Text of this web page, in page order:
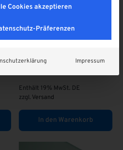
Enthält 19% MwSt. DE
zzgl. Versand
In den Warenkorb
Cookies akzeptieren
Präferenzen
Impressum